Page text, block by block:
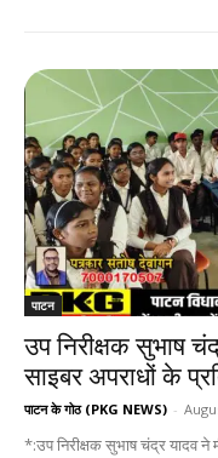
पाटन
उप निरीक्षक सुभाष
साइबर अपराधों के
पाटन के गोठ (PKG NEWS) -
*:उप निरीक्षक सुभाष चंद्र यादव ने